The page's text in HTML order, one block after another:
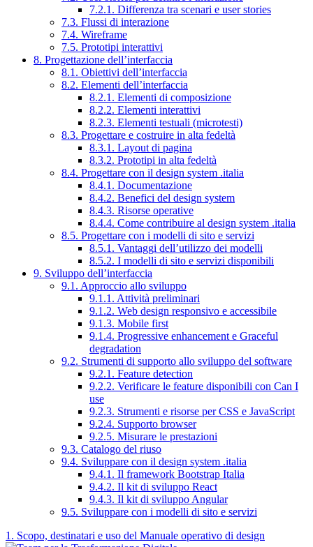
7.2.1. Differenza tra scenari e user stories
7.3. Flussi di interazione
7.4. Wireframe
7.5. Prototipi interattivi
8. Progettazione dell’interfaccia
8.1. Obiettivi dell’interfaccia
8.2. Elementi dell’interfaccia
8.2.1. Elementi di composizione
8.2.2. Elementi interattivi
8.2.3. Elementi testuali (microtesti)
8.3. Progettare e costruire in alta fedeltà
8.3.1. Layout di pagina
8.3.2. Prototipi in alta fedeltà
8.4. Progettare con il design system .italia
8.4.1. Documentazione
8.4.2. Benefici del design system
8.4.3. Risorse operative
8.4.4. Come contribuire al design system .italia
8.5. Progettare con i modelli di sito e servizi
8.5.1. Vantaggi dell’utilizzo dei modelli
8.5.2. I modelli di sito e servizi disponibili
9. Sviluppo dell’interfaccia
9.1. Approccio allo sviluppo
9.1.1. Attività preliminari
9.1.2. Web design responsivo e accessibile
9.1.3. Mobile first
9.1.4. Progressive enhancement e Graceful
degradation
9.2. Strumenti di supporto allo sviluppo del software
9.2.1. Feature detection
9.2.2. Verificare le feature disponibili con Can I
use
9.2.3. Strumenti e risorse per CSS e JavaScript
9.2.4. Supporto browser
9.2.5. Misurare le prestazioni
9.3. Catalogo del riuso
9.4. Sviluppare con il design system .italia
9.4.1. Il framework Bootstrap Italia
9.4.2. Il kit di sviluppo React
9.4.3. Il kit di sviluppo Angular
9.5. Sviluppare con i modelli di sito e servizi
1. Scopo, destinatari e uso del Manuale operativo di design